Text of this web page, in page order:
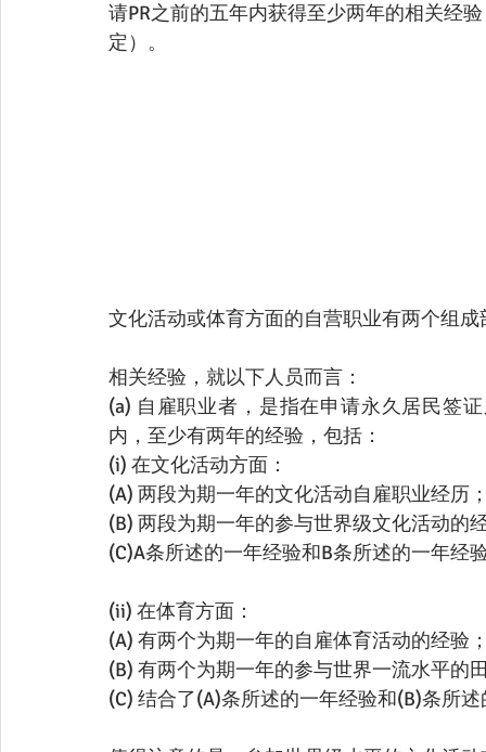
请PR之前的五年内获得至少两年的相关经
定）。
文化活动或体育方面的自营职业有两个组成
相关经验，就以下人员而言：
(a) 自雇职业者，是指在申请永久居民签
内，至少有两年的经验，包括：
(i) 在文化活动方面：
(A) 两段为期一年的文化活动自雇职业经历
(B) 两段为期一年的参与世界级文化活动的
(C)A条所述的一年经验和B条所述的一年经
(ii) 在体育方面：
(A) 有两个为期一年的自雇体育活动的经验
(B) 有两个为期一年的参与世界一流水平的
(C) 结合了(A)条所述的一年经验和(B)条所